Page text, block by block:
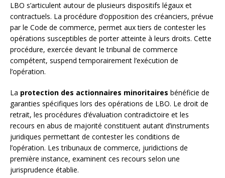
LBO s’articulent autour de plusieurs dispositifs légaux et
contractuels. La procédure d’opposition des créanciers, prévue
par le Code de commerce, permet aux tiers de contester les
opérations susceptibles de porter atteinte à leurs droits. Cette
procédure, exercée devant le tribunal de commerce
compétent, suspend temporairement l’exécution de
l’opération.
La protection des actionnaires minoritaires bénéficie de
garanties spécifiques lors des opérations de LBO. Le droit de
retrait, les procédures d’évaluation contradictoire et les
recours en abus de majorité constituent autant d’instruments
juridiques permettant de contester les conditions de
l’opération. Les tribunaux de commerce, juridictions de
première instance, examinent ces recours selon une
jurisprudence établie.